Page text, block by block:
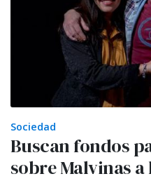
Sociedad
Buscan fondos
sobre Malvinas